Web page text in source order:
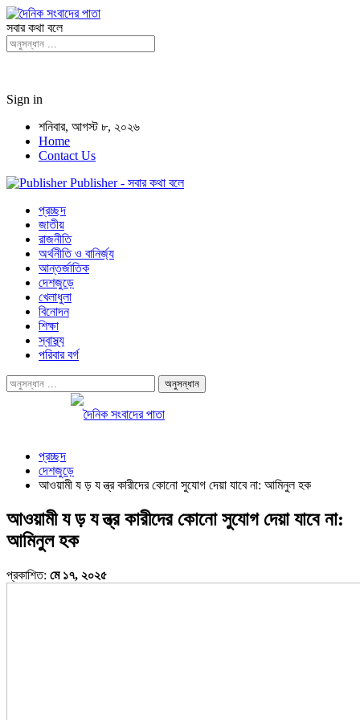
সবার কথা বলে
Sign in
শনিবার, আগস্ট ৮, ২০২৬
Home
Contact Us
Publisher - সবার কথা বলে
প্রচ্ছদ
জাতীয়
রাজনীতি
অর্থনীতি ও বানির্জ্য
আন্তর্জাতিক
দেশজুড়ে
খেলাধুলা
বিনোদন
শিক্ষা
স্বাস্থ্য
পরিবার বর্গ
প্রচ্ছদ
দেশজুড়ে
আওয়ামী য ড় য ন্ত্র কারীদের কোনো সুযোগ দেয়া যাবে না: আমিনুল হক
আওয়ামী য ড় য ন্ত্র কারীদের কোনো সুযোগ দেয়া যাবে না:
আমিনুল হক
প্রকাশিত: মে ১৭, ২০২৫